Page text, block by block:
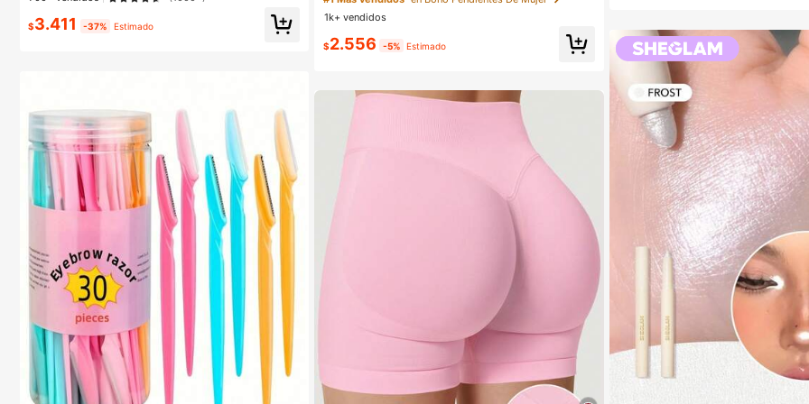
$3.411 -37% Estimado
es de lujo de nicho, estilos mixtos aleatorios
1k+ vendidos
$2.556 -5% Estimado
y prácticos, Rellenos de calcetines,
maquillaje, Productos asequibles,
s, Regalos para mujeres, Regalos de